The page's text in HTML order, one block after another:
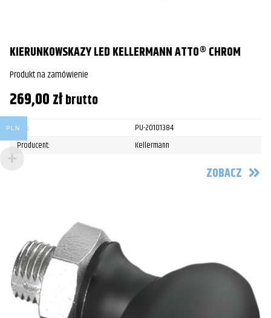
KIERUNKOWSKAZY LED KELLERMANN ATTO® CHROM
Produkt na zamówienie
269,00złbrutto
SKU:
PU-20101384
Producent:
Kellermann
ZOBACZ
PLN